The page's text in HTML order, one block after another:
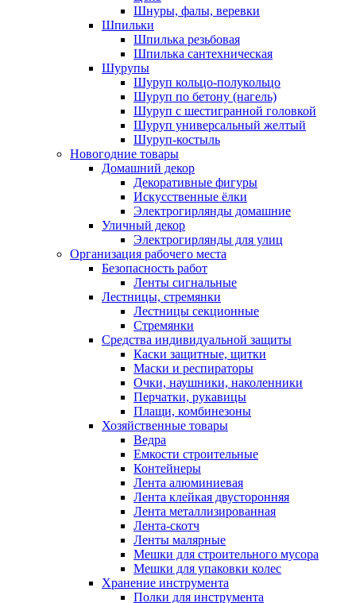
Шнуры, фалы, веревки
Шпильки
Шпилька резьбовая
Шпилька сантехническая
Шурупы
Шуруп кольцо-полукольцо
Шуруп по бетону (нагель)
Шуруп с шестигранной головкой
Шуруп универсальный желтый
Шуруп-костыль
Новогодние товары
Домашний декор
Декоративные фигуры
Искусственные ёлки
Электрогирлянды домашние
Уличный декор
Электрогирлянды для улиц
Организация рабочего места
Безопасность работ
Ленты сигнальные
Лестницы, стремянки
Лестницы секционные
Стремянки
Средства индивидуальной защиты
Каски защитные, щитки
Маски и респираторы
Очки, наушники, наколенники
Перчатки, рукавицы
Плащи, комбинезоны
Хозяйственные товары
Ведра
Емкости строительные
Контейнеры
Лента алюминиевая
Лента клейкая двусторонняя
Лента металлизированная
Лента-скотч
Ленты малярные
Мешки для строительного мусора
Мешки для упаковки колес
Хранение инструмента
Полки для инструмента